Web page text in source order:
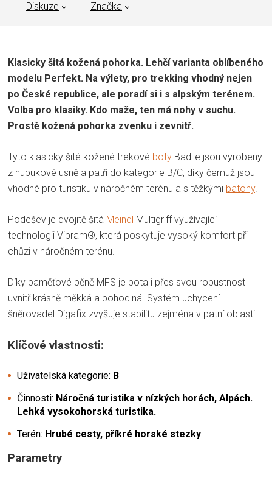
Diskuze Značka
Klasicky šitá kožená pohorka. Lehčí varianta oblíbeného
modelu Perfekt. Na výlety, pro trekking vhodný nejen
po České republice, ale poradí si i s alpským terénem.
Volba pro klasiky. Kdo maže, ten má nohy v suchu.
Prostě kožená pohorka zvenku i zevnitř.
Tyto klasicky šité kožené trekové boty Badile jsou vyrobeny
z nubukové usně a patří do kategorie B/C, díky čemuž jsou
vhodné pro turistiku v náročném terénu a s těžkými batohy.
Podešev je dvojitě šitá Meindl Multigriff využívající
technologii Vibram®, která poskytuje vysoký komfort při
chůzi v náročném terénu.
Díky paměťové pěně MFS je bota i přes svou robustnost
uvnitř krásně měkká a pohodlná. Systém uchycení
šněrovadel Digafix zvyšuje stabilitu zejména v patní oblasti.
Klíčové vlastnosti:
Uživatelská kategorie: B
Činnosti: Náročná turistika v nízkých horách, Alpách.
Lehká vysokohorská turistika.
Terén: Hrubé cesty, příkré horské stezky
Parametry